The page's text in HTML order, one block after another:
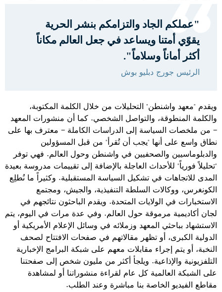
"عملكم الجاد والتزامكم بنشر الحرية
يقوّي أمتنا ويساعد في جعل العالم مكاناً
أكثر أماناً وسلاماً".
الرئيس جورج دبليو بوش
ويقدم "معهد واشنطن" التحليلات من خلال الكلمة المكتوبة،
والكلمة المنطوقة، والتواصل الشخصي. كما أن منشورات المعهد
- من ملخصات السياسة إلى الدراسات الكاملة - معترف بها على
نطاق واسع على أنها "يجب أن تُقرأ" من قبل المسؤولين
والدبلوماسيين والصحفيين في واشنطن وحول العالم. فهي توفر
"تحليلاً فورياً" للأحداث العاجلة بالإضافة إلى تقييمات مدروسة بعيدة
المدى للاتجاهات في تشكيل السياسة المستقبلية. وكثيراً ما نُطلِع
الكونغرس، ووكالات السلطة التنفيذية، والجيش، ومجتمع
الاستخبارات في الولايات المتحدة. ويقدم الباحثون نتائجهم في
لجان أكاديمية مرموقة حول العالم. وفي عدة مرات في اليوم، يتم
الاستشهاد بباحثي المعهد وزملائه في وسائل الإعلام الأمريكية أو
الدولية الكبرى، أو تظهر مقالاتهم في صفحات الافتتاح لصحف
النخبة، أو يتم إجراء مقابلات معهم على شبكة البرامج الإخبارية
التلفزيونية والإذاعية. ويلجأ أكثر من مليون شخص إلى صفحتنا
على الشبكة العالمية كل عام لقراءة منشوراتنا أو لمشاهدة
مقاطع الفيديو الخاصة بنا مباشرة وعند الطلب.